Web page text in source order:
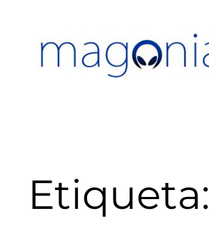
contenido
Etiqueta: